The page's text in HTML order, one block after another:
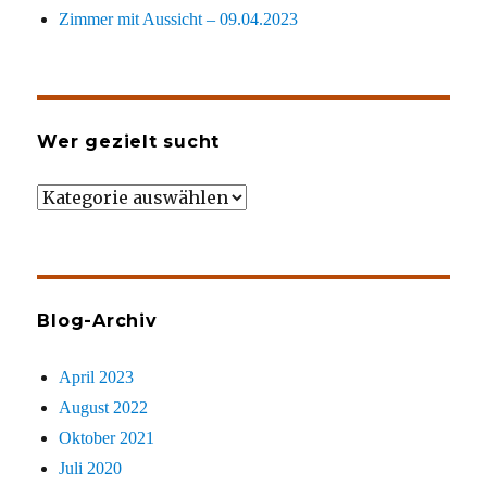
Zimmer mit Aussicht – 09.04.2023
Wer gezielt sucht
Wer
Blog-Archiv
April 2023
August 2022
Oktober 2021
Juli 2020